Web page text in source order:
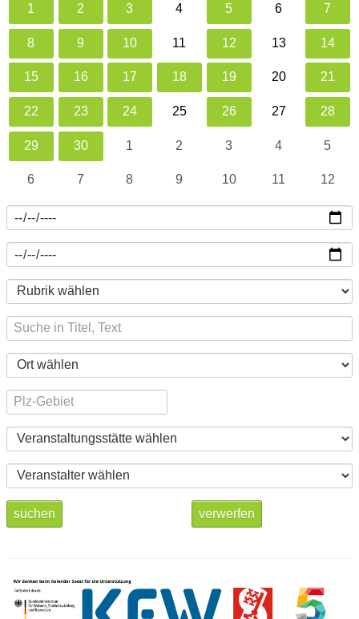
1
2 3 4 5 6 7
8 9 10 11 12 13 14
15 16 17 18 19 20 21
22 23 24 25 26 27 28
29 30 1 2 3 4 5
6 7 8 9 10 11 12
suchen verwerfen